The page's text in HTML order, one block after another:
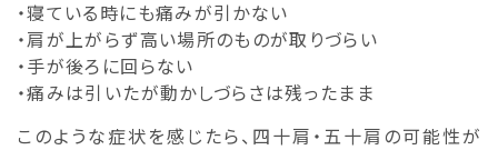
・寝ている時にも痛みが引かない
・肩が上がらず高い場所のものが取りづらい
・手が後ろに回らない
・痛みは引いたが動かしづらさは残ったまま
このような症状を感じたら、四十肩・五十肩の可能性が